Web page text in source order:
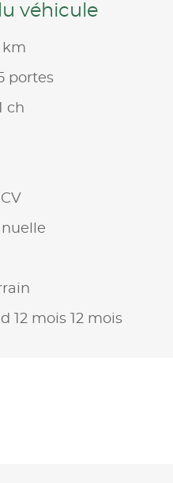
véhicule
km
portes
ch
12 mois 12 mois